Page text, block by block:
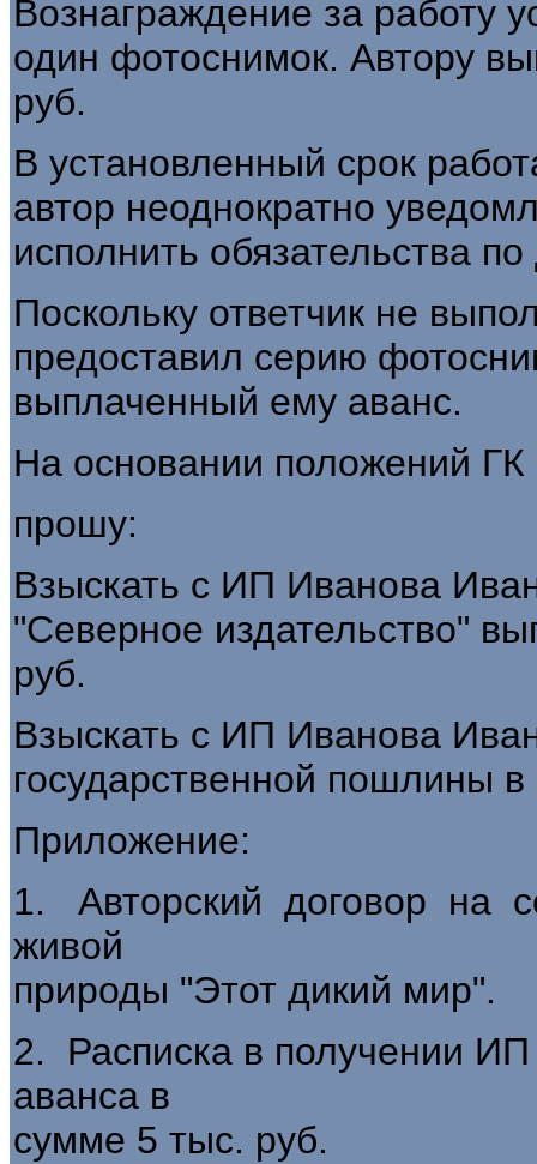
Вознаграждение за работу
один фотоснимок. Автору
руб.
В установленный срок
автор неоднократно
исполнить обязательства по
Поскольку ответчик не
предоставил серию
выплаченный ему аванс.
На основании положений
прошу:
Взыскать с ИП Иванова
"Северное издательство"
руб.
Взыскать с ИП Иванова
государственной пошлины
Приложение:
1. Авторский договор на
живой
природы "Этот дикий мир".
2. Расписка в получении
аванса в
сумме 5 тыс. руб.